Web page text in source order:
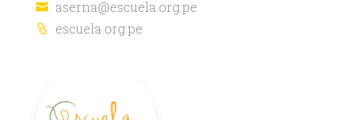
 aserna@escuela.org.pe
 escuela.org.pe